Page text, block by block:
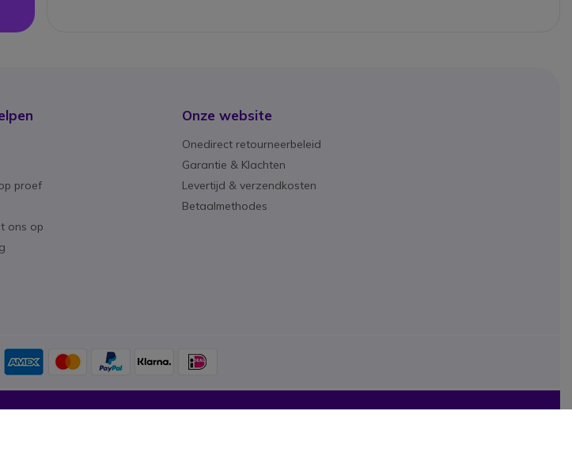
proef
ons op
Onze website
Onedirect retourneerbeleid
Garantie & Klachten
Levertijd & verzendkosten
Betaalmethodes